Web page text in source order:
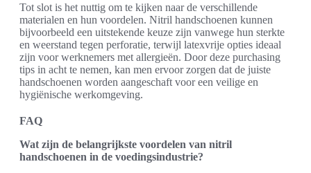
Tot slot is het nuttig om te kijken naar de verschillende
materialen en hun voordelen. Nitril handschoenen kunnen
bijvoorbeeld een uitstekende keuze zijn vanwege hun sterkte
en weerstand tegen perforatie, terwijl latexvrije opties ideaal
zijn voor werknemers met allergieën. Door deze purchasing
tips in acht te nemen, kan men ervoor zorgen dat de juiste
handschoenen worden aangeschaft voor een veilige en
hygiënische werkomgeving.
FAQ
Wat zijn de belangrijkste voordelen van nitril
handschoenen in de voedingsindustrie?